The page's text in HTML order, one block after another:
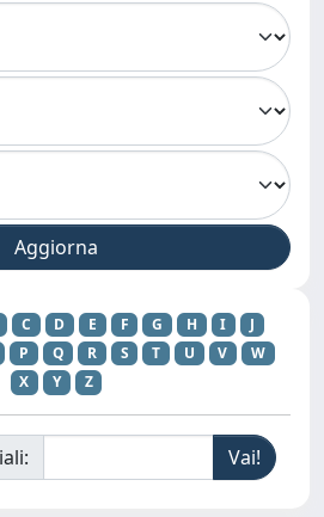
C D E F G H I
J
P Q R S T U V
W
X
Y Z